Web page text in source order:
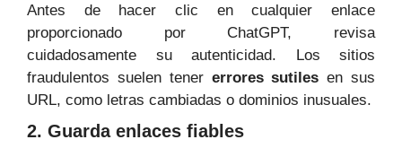
Antes de hacer clic en cualquier enlace
proporcionado por ChatGPT, revisa
cuidadosamente su autenticidad. Los sitios
fraudulentos suelen tener errores sutiles en sus
URL, como letras cambiadas o dominios inusuales.
2. Guarda enlaces fiables